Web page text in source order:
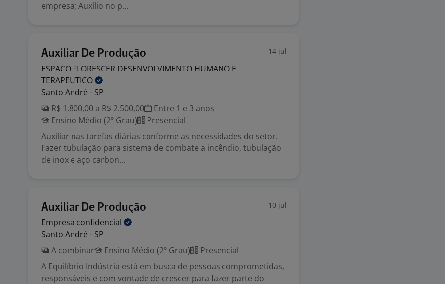
empresa; Auxílio no p...
Auxiliar De Produção 14 jul
ESPACO FLORESCER DESENVOLVIMENTO HUMANO E
TERAPEUTICO
Santo André - SP
R$ 1.800,00 a R$ 2.500,00
Entre 1 e 3 anos
Ensino Médio (2º Grau)
Presencial
Auxiliar nas tarefas diárias conforme as necessidades do setor.
Fazer tubulação para sistema de combate a incêndio, tubulação
de inox e aço carbon...
Auxiliar De Produção 10 jul
Empresa confidencial
Santo André - SP
A combinar
Ensino Médio (2º Grau)
Presencial
A Equilíbrio Indústria está em busca de pessoas comprometidas,
responsáveis e com vontade de crescer para fazer parte do